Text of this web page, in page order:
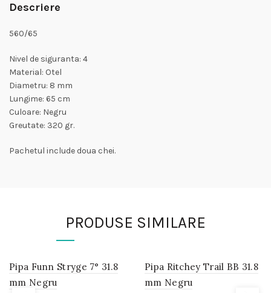
Descriere
560/65
Nivel de siguranta: 4
Material: Otel
Diametru: 8 mm
Lungime: 65 cm
Culoare: Negru
Greutate: 320 gr.
Pachetul include doua chei.
PRODUSE SIMILARE
IN
STOC
Pipa Funn Stryge 7° 31.8
mm Negru
IN
STOC
Pipa Ritchey Trail BB 31.8
mm Negru